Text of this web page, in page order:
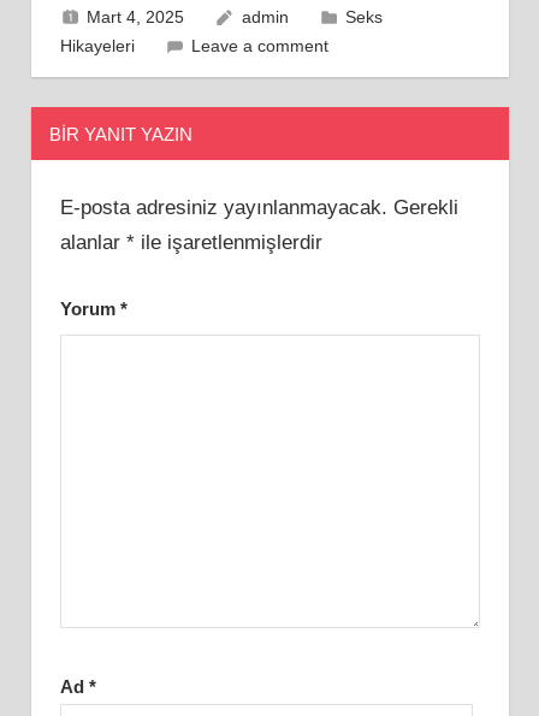
Mart 4, 2025 admin
Seks
Hikayeleri
Leave a comment
BIR YANIT YAZIN
E-posta adresiniz yayınlanmayacak. Gerekli
alanlar *ile işaretlenmişlerdir
Yorum *
Ad *